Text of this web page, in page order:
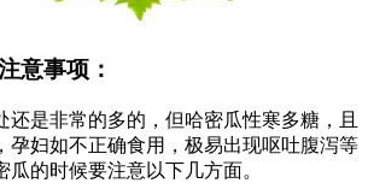
意事项：
还是非常的多的，但哈密瓜性寒多糖，且
孕妇如不正确食用，极易出现呕吐腹泻等
的时候要注意以下几方面。